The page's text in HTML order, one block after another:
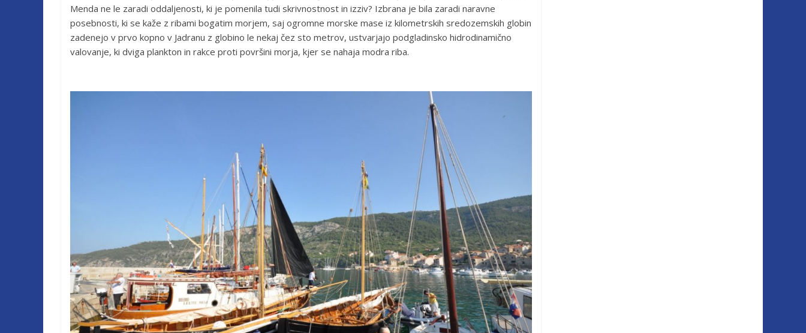
Menda ne le zaradi oddaljenosti, ki je pomenila tudi skrivnostnost in izziv? Izbrana je bila zaradi naravne
posebnosti, ki se kaže z ribami bogatim morjem, saj ogromne morske mase iz kilometrskih sredozemskih globin
zadenejo v prvo kopno v Jadranu z globino le nekaj čez sto metrov, ustvarjajo podgladinsko hidrodinamično
valovanje, ki dviga plankton in rakce proti površini morja, kjer se nahaja modra riba.